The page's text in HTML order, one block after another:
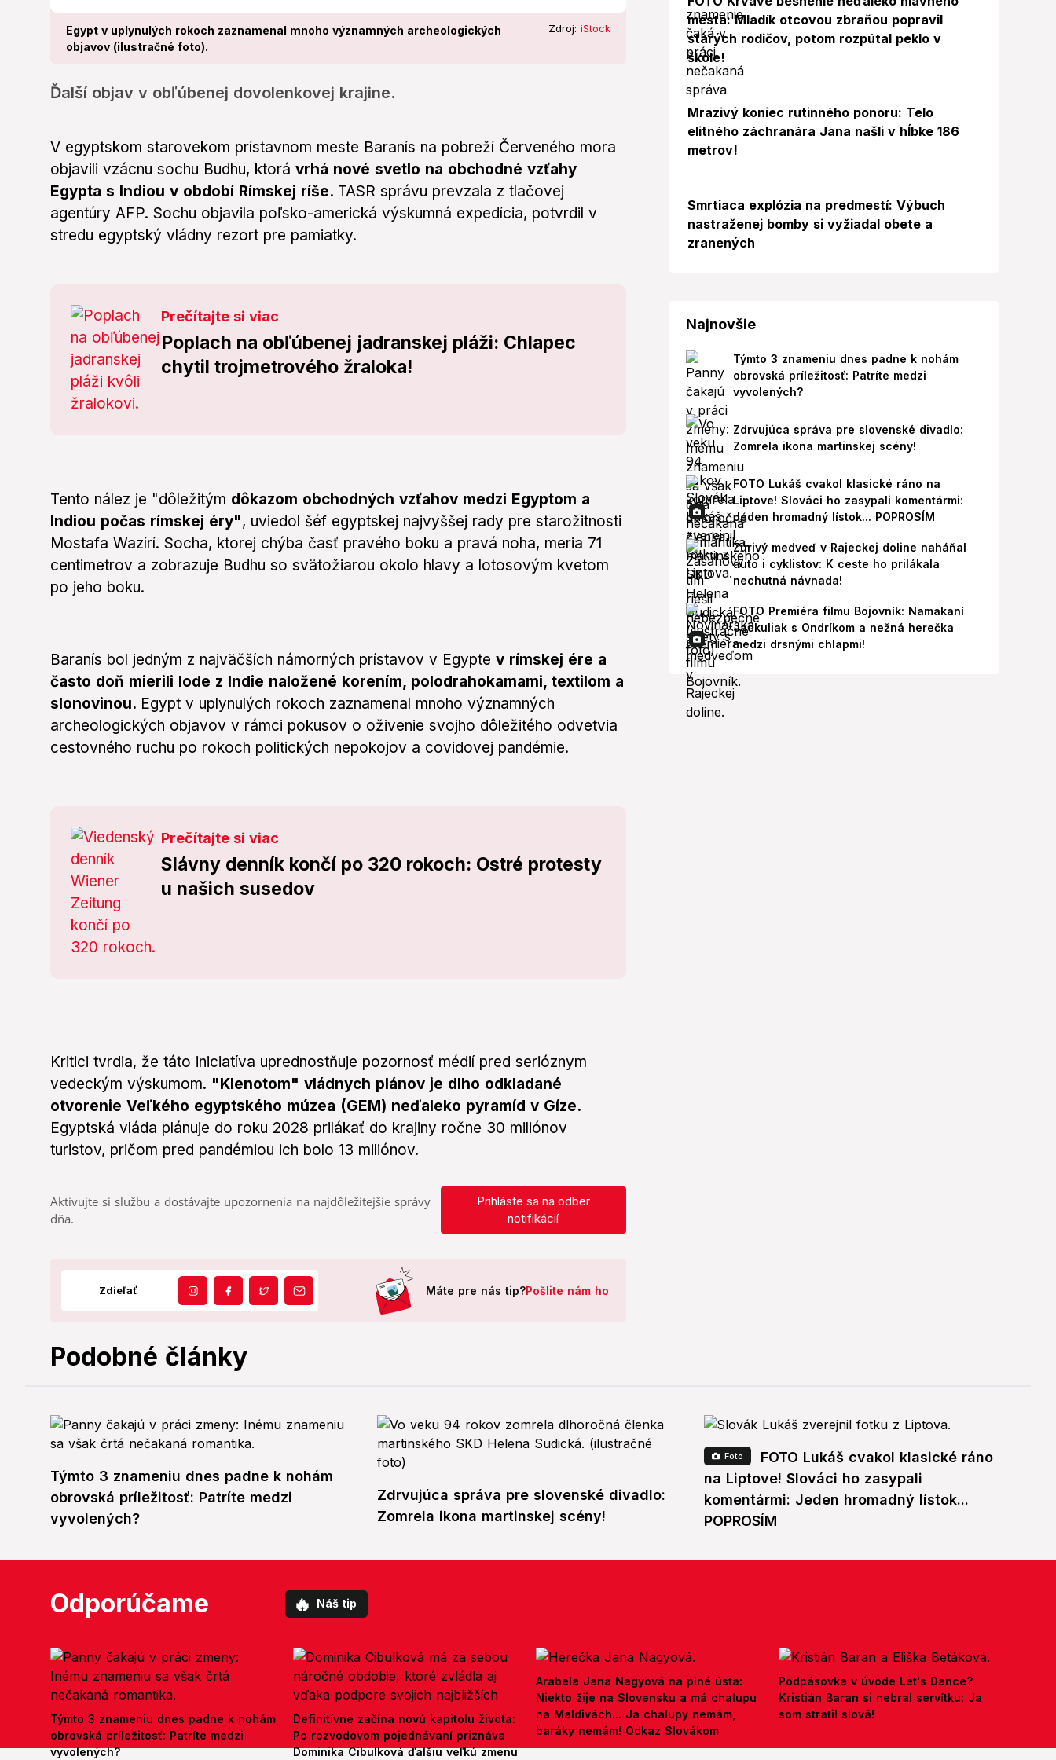
Egypt v uplynulých rokoch zaznamenal mnoho významných archeologických
objavov (ilustračné foto).
Zdroj: iStock
Ďalší objav v obľúbenej dovolenkovej krajine.
V egyptskom starovekom prístavnom meste Baranís na pobreží Červeného mora
objavili vzácnu sochu Budhu, ktorá vrhá nové svetlo na obchodné vzťahy
Egypta s Indiou v období Rímskej ríše. TASR správu prevzala z tlačovej
agentúry AFP. Sochu objavila poľsko-americká výskumná expedícia, potvrdil v
stredu egyptský vládny rezort pre pamiatky.
Prečítajte si viac
Poplach na obľúbenej jadranskej pláži: Chlapec
chytil trojmetrového žraloka!
Tento nález je "dôležitým dôkazom obchodných vzťahov medzi Egyptom a
Indiou počas rímskej éry", uviedol šéf egyptskej najvyššej rady pre starožitnosti
Mostafa Wazírí. Socha, ktorej chýba časť pravého boku a pravá noha, meria 71
centimetrov a zobrazuje Budhu so svätožiarou okolo hlavy a lotosovým kvetom
po jeho boku.
Baranís bol jedným z najväčších námorných prístavov v Egypte v rímskej ére a
často doň mierili lode z Indie naložené korením, polodrahokamami, textilom a
slonovinou. Egypt v uplynulých rokoch zaznamenal mnoho významných
archeologických objavov v rámci pokusov o oživenie svojho dôležitého odvetvia
cestovného ruchu po rokoch politických nepokojov a covidovej pandémie.
Prečítajte si viac
Slávny denník končí po 320 rokoch: Ostré protesty
u našich susedov
Kritici tvrdia, že táto iniciatíva uprednostňuje pozornosť médií pred serióznym
vedeckým výskumom. "Klenotom" vládnych plánov je dlho odkladané
otvorenie Veľkého egyptského múzea (GEM) neďaleko pyramíd v Gíze.
Egyptská vláda plánuje do roku 2028 prilákať do krajiny ročne 30 miliónov
turistov, pričom pred pandémiou ich bolo 13 miliónov.
Aktivujte si službu a dostávajte upozornenia na najdôležitejšie správy
dňa.
Prihláste sa na odber
notifikácií
Zdieľať Máte pre nás tip?Pošlite nám ho
mesta: Mladík otcovou zbraňou popravil
starých rodičov, potom rozpútal peklo v
škole!
Mrazivý koniec rutinného ponoru: Telo
elitného záchranára Jana našli v hĺbke 186
metrov!
Smrtiaca explózia na predmestí: Výbuch
nastraženej bomby si vyžiadal obete a
zranených
Najnovšie
Týmto 3 znameniu dnes padne k nohám
obrovská príležitosť: Patríte medzi
vyvolených?
Zdrvujúca správa pre slovenské divadlo:
Zomrela ikona martinskej scény!
FOTO Lukáš cvakol klasické ráno na
Liptove! Slováci ho zasypali komentármi:
Jeden hromadný lístok... POPROSÍM
Zúrivý medveď v Rajeckej doline naháňal
auto i cyklistov: K ceste ho prilákala
nechutná návnada!
FOTO Premiéra filmu Bojovník: Namakaní
Jackuliak s Ondríkom a nežná herečka
medzi drsnými chlapmi!
Podobné články
Týmto 3 znameniu dnes padne k nohám
obrovská príležitosť: Patríte medzi
vyvolených?
Zdrvujúca správa pre slovenské divadlo:
Zomrela ikona martinskej scény!
Foto
FOTO Lukáš cvakol klasické ráno
na Liptove! Slováci ho zasypali
komentármi: Jeden hromadný lístok...
POPROSÍM
Odporúčame 🔥 Náš tip
Týmto 3 znameniu dnes padne k nohám
obrovská príležitosť: Patríte medzi
vyvolených?
Definitívne začína novú kapitolu života:
Po rozvodovom pojednávaní priznáva
Dominika Cibulková ďalšiu veľkú zmenu
Arabela Jana Nagyová na plné ústa:
Niekto žije na Slovensku a má chalupu
na Maldivách... Ja chalupy nemám,
baráky nemám! Odkaz Slovákom
Podpásovka v úvode Let's Dance?
Kristián Baran si nebral servítku: Ja
som stratil slová!